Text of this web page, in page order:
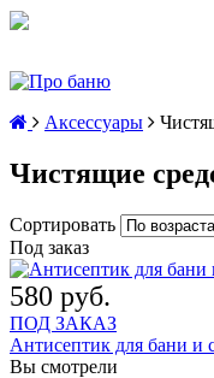
Аксессуары
Чистящие
Сортировать
Под заказ
580 руб.
ПОД ЗАКАЗ
Антисептик для бани и
Вы смотрели